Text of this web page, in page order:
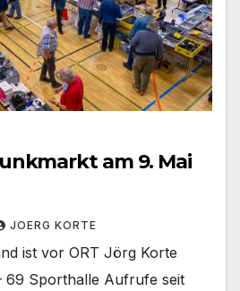
am 9. Mai
JOERG KORTE
ist vor ORT Jörg Korte
69 Sporthalle Aufrufe seit